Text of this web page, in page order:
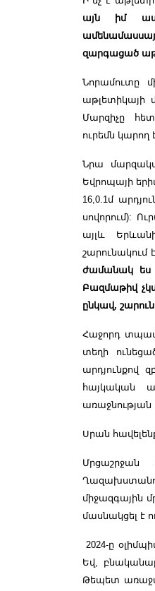
այն իմ
զարգացած
Նորամուտը
աթլետիկայի
Մարզիչը
ուրեմն կարող
Նրա
Եվրոպայի
16,0.1մ
սովորում):
այլև
շարունակում
ժամանակ ես
Բազմաթիվ
ընկավ,
Հաջորդ
տեղի
արդյունքով
հայկական
Սրան
Մրցաշրջան
միջազգային
մասնակցել է
2024-ը
Եվ,
Թեպետ